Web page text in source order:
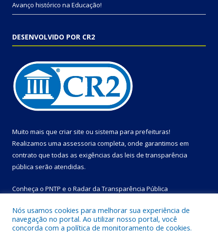
Avanço histórico na Educação!
DESENVOLVIDO POR CR2
Muito mais que criar site ou sistema para prefeituras!
Realizamos uma assessoria completa, onde garantimos em
contrato que todas as exigências das leis de transparência
pública serão atendidas.
Conheça o PNTP e o Radar da Transparência Pública
Nós usamos cookies para melhorar sua experiência de
navegação no portal. Ao utilizar nosso portal, você
concorda com a política de monitoramento de cookies.